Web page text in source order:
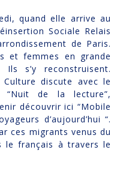
quand elle arrive au
Sociale Relais
de Paris.
et femmes en grande
s’y reconstruisent.
discute avec le
de la lecture”,
découvrir ici “Mobile
d’aujourd’hui “.
ces migrants venus du
le français à travers le